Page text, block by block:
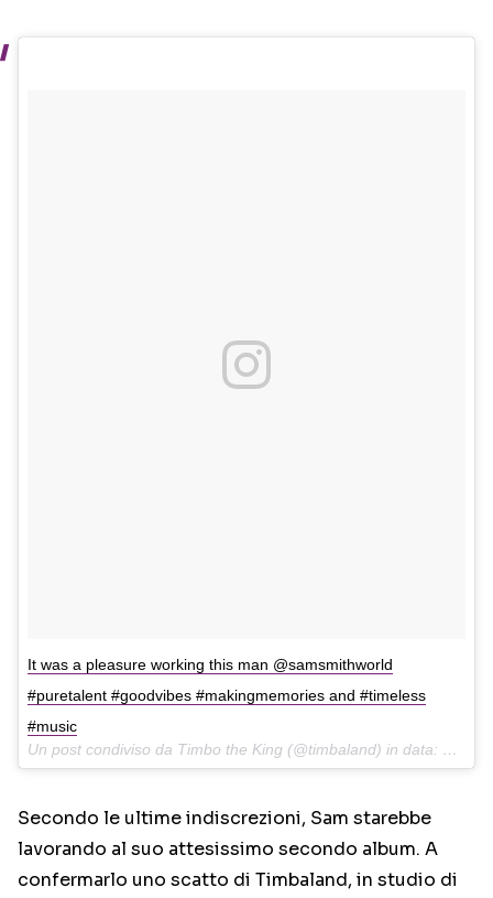
It was a pleasure working this man @samsmithworld
#puretalent #goodvibes #makingmemories and #timeless
#music
Un post condiviso da Timbo the King (@timbaland) in data:
7 Apr
Secondo le ultime indiscrezioni, Sam starebbe
lavorando al suo attesissimo secondo album. A
confermarlo uno scatto di Timbaland, in studio di